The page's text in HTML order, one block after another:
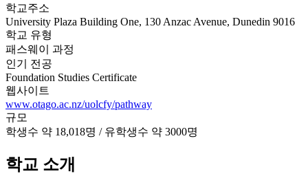
학교주소
University Plaza Building One, 130 Anzac Avenue, Dunedin 9016
학교 유형
패스웨이 과정
인기 전공
Foundation Studies Certificate
웹사이트
www.otago.ac.nz/uolcfy/pathway
규모
학생수 약 18,018명 / 유학생수 약 3000명
학교 소개